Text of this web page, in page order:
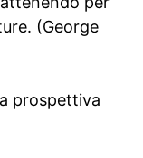
(George
prospettiva